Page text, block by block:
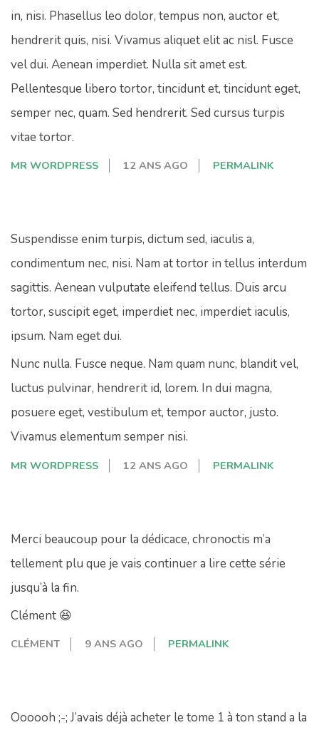
in, nisi. Phasellus leo dolor, tempus non, auctor et,
hendrerit quis, nisi. Vivamus aliquet elit ac nisl. Fusce
vel dui. Aenean imperdiet. Nulla sit amet est.
Pellentesque libero tortor, tincidunt et, tincidunt eget,
semper nec, quam. Sed hendrerit. Sed cursus turpis
vitae tortor.
MR WORDPRESS 12 ANS AGO PERMALINK
Suspendisse enim turpis, dictum sed, iaculis a,
condimentum nec, nisi. Nam at tortor in tellus interdum
sagittis. Aenean vulputate eleifend tellus. Duis arcu
tortor, suscipit eget, imperdiet nec, imperdiet iaculis,
ipsum. Nam eget dui.
Nunc nulla. Fusce neque. Nam quam nunc, blandit vel,
luctus pulvinar, hendrerit id, lorem. In dui magna,
posuere eget, vestibulum et, tempor auctor, justo.
Vivamus elementum semper nisi.
MR WORDPRESS 12 ANS AGO PERMALINK
Merci beaucoup pour la dédicace, chronoctis m’a
tellement plu que je vais continuer a lire cette série
jusqu’à la fin.
Clément 😆
CLÉMENT 9 ANS AGO PERMALINK
Oooooh ;-; J’avais déjà acheter le tome 1 à ton stand a la